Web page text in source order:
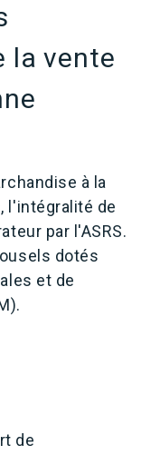
la vente
à la
l'intégralité de
par l'ASRS.
dotés
et de
de